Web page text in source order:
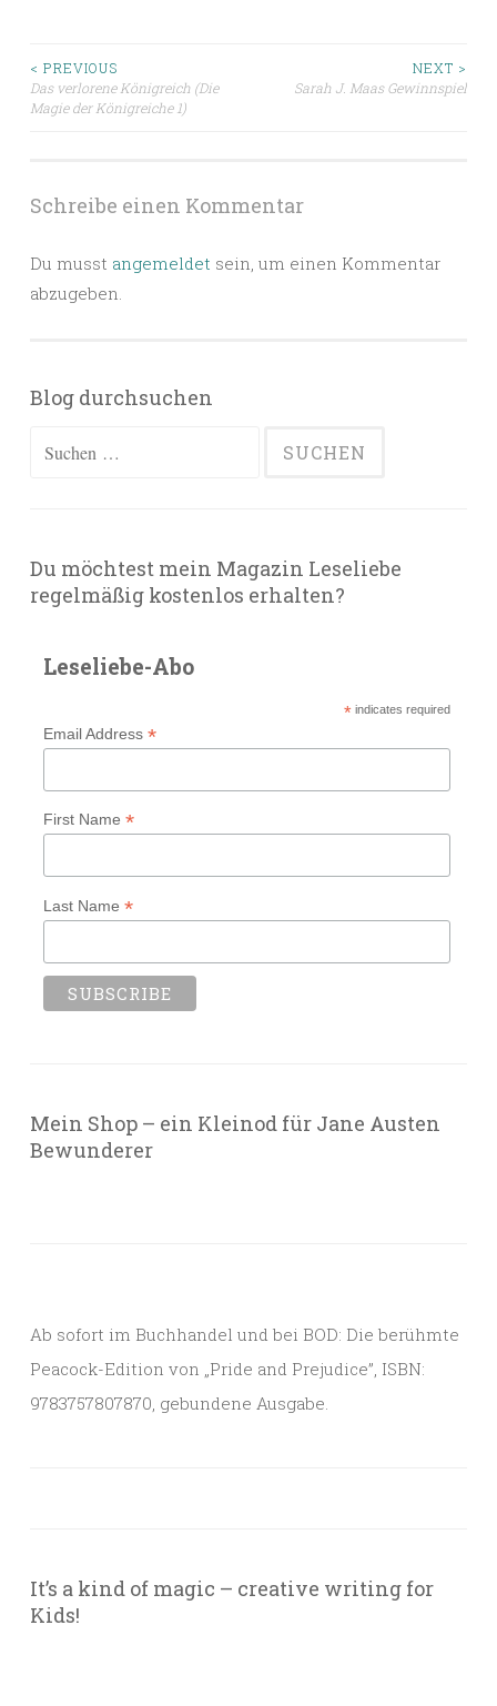
Beitragsnavigation
< PREVIOUS
Das verlorene Königreich (Die
Magie der Königreiche 1)
NEXT >
Sarah J. Maas Gewinnspiel
Schreibe einen Kommentar
Du musst angemeldet sein, um einen Kommentar
abzugeben.
Blog durchsuchen
Suchen
Du möchtest mein Magazin Leseliebe
regelmäßig kostenlos erhalten?
Leseliebe-Abo
*indicates required
Email Address *
First Name *
Last Name *
Mein Shop – ein Kleinod für Jane Austen
Bewunderer
Ab sofort im Buchhandel und bei BOD: Die berühmte
Peacock-Edition von „Pride and Prejudice”, ISBN:
9783757807870, gebundene Ausgabe.
It’s a kind of magic – creative writing for
Kids!